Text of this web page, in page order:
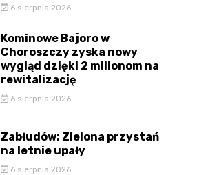
6 sierpnia 2026
Kominowe Bajoro w
Choroszczy zyska nowy
wygląd dzięki 2 milionom na
rewitalizację
6 sierpnia 2026
Zabłudów: Zielona przystań
na letnie upały
6 sierpnia 2026